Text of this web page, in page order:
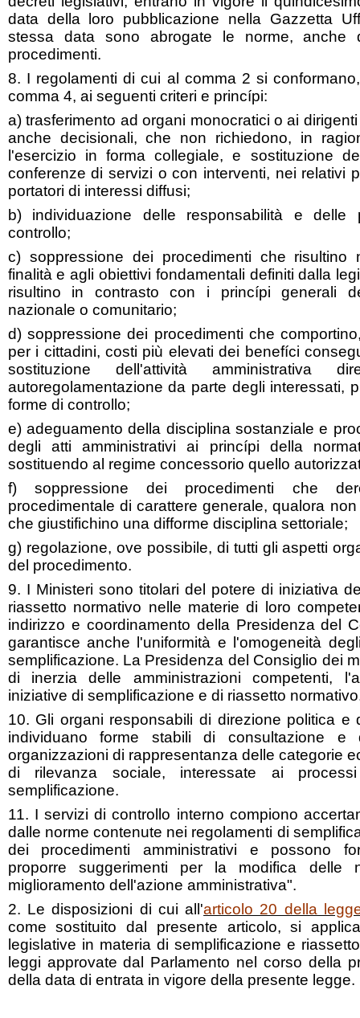
data della loro pubblicazione nella Gazzetta
stessa data sono abrogate le norme, anche
procedimenti.
8. I regolamenti di cui al comma 2 si
comma 4, ai seguenti criteri e princípi:
a) trasferimento ad organi monocratici o ai
anche decisionali, che non richiedono, in
l'esercizio in forma collegiale, e sostituzione
conferenze di servizi o con interventi, nei relativi
portatori di interessi diffusi;
b) individuazione delle responsabilità e
controllo;
c) soppressione dei procedimenti che risultino
finalità e agli obiettivi fondamentali definiti dalla
risultino in contrasto con i princípi generali
nazionale o comunitario;
d) soppressione dei procedimenti che
per i cittadini, costi più elevati dei benefíci
sostituzione dell'attività amministrativa
autoregolamentazione da parte degli interessati,
forme di controllo;
e) adeguamento della disciplina sostanziale e
degli atti amministrativi ai princípi della
sostituendo al regime concessorio quello
f) soppressione dei procedimenti che
procedimentale di carattere generale, qualora
che giustifichino una difforme disciplina settoriale;
g) regolazione, ove possibile, di tutti gli aspetti
del procedimento.
9. I Ministeri sono titolari del potere di iniziativa
riassetto normativo nelle materie di loro
indirizzo e coordinamento della Presidenza del
garantisce anche l'uniformità e l'omogeneità
semplificazione. La Presidenza del Consiglio dei
di inerzia delle amministrazioni competenti,
iniziative di semplificazione e di riassetto
10. Gli organi responsabili di direzione politica e
individuano forme stabili di consultazione e
organizzazioni di rappresentanza delle categorie
di rilevanza sociale, interessate ai
semplificazione.
11. I servizi di controllo interno compiono
dalle norme contenute nei regolamenti di
dei procedimenti amministrativi e possono
proporre suggerimenti per la modifica
miglioramento dell'azione amministrativa".
2. Le disposizioni di cui all'articolo 20 della
come sostituito dal presente articolo, si
legislative in materia di semplificazione e
leggi approvate dal Parlamento nel corso della
della data di entrata in vigore della presente legge.